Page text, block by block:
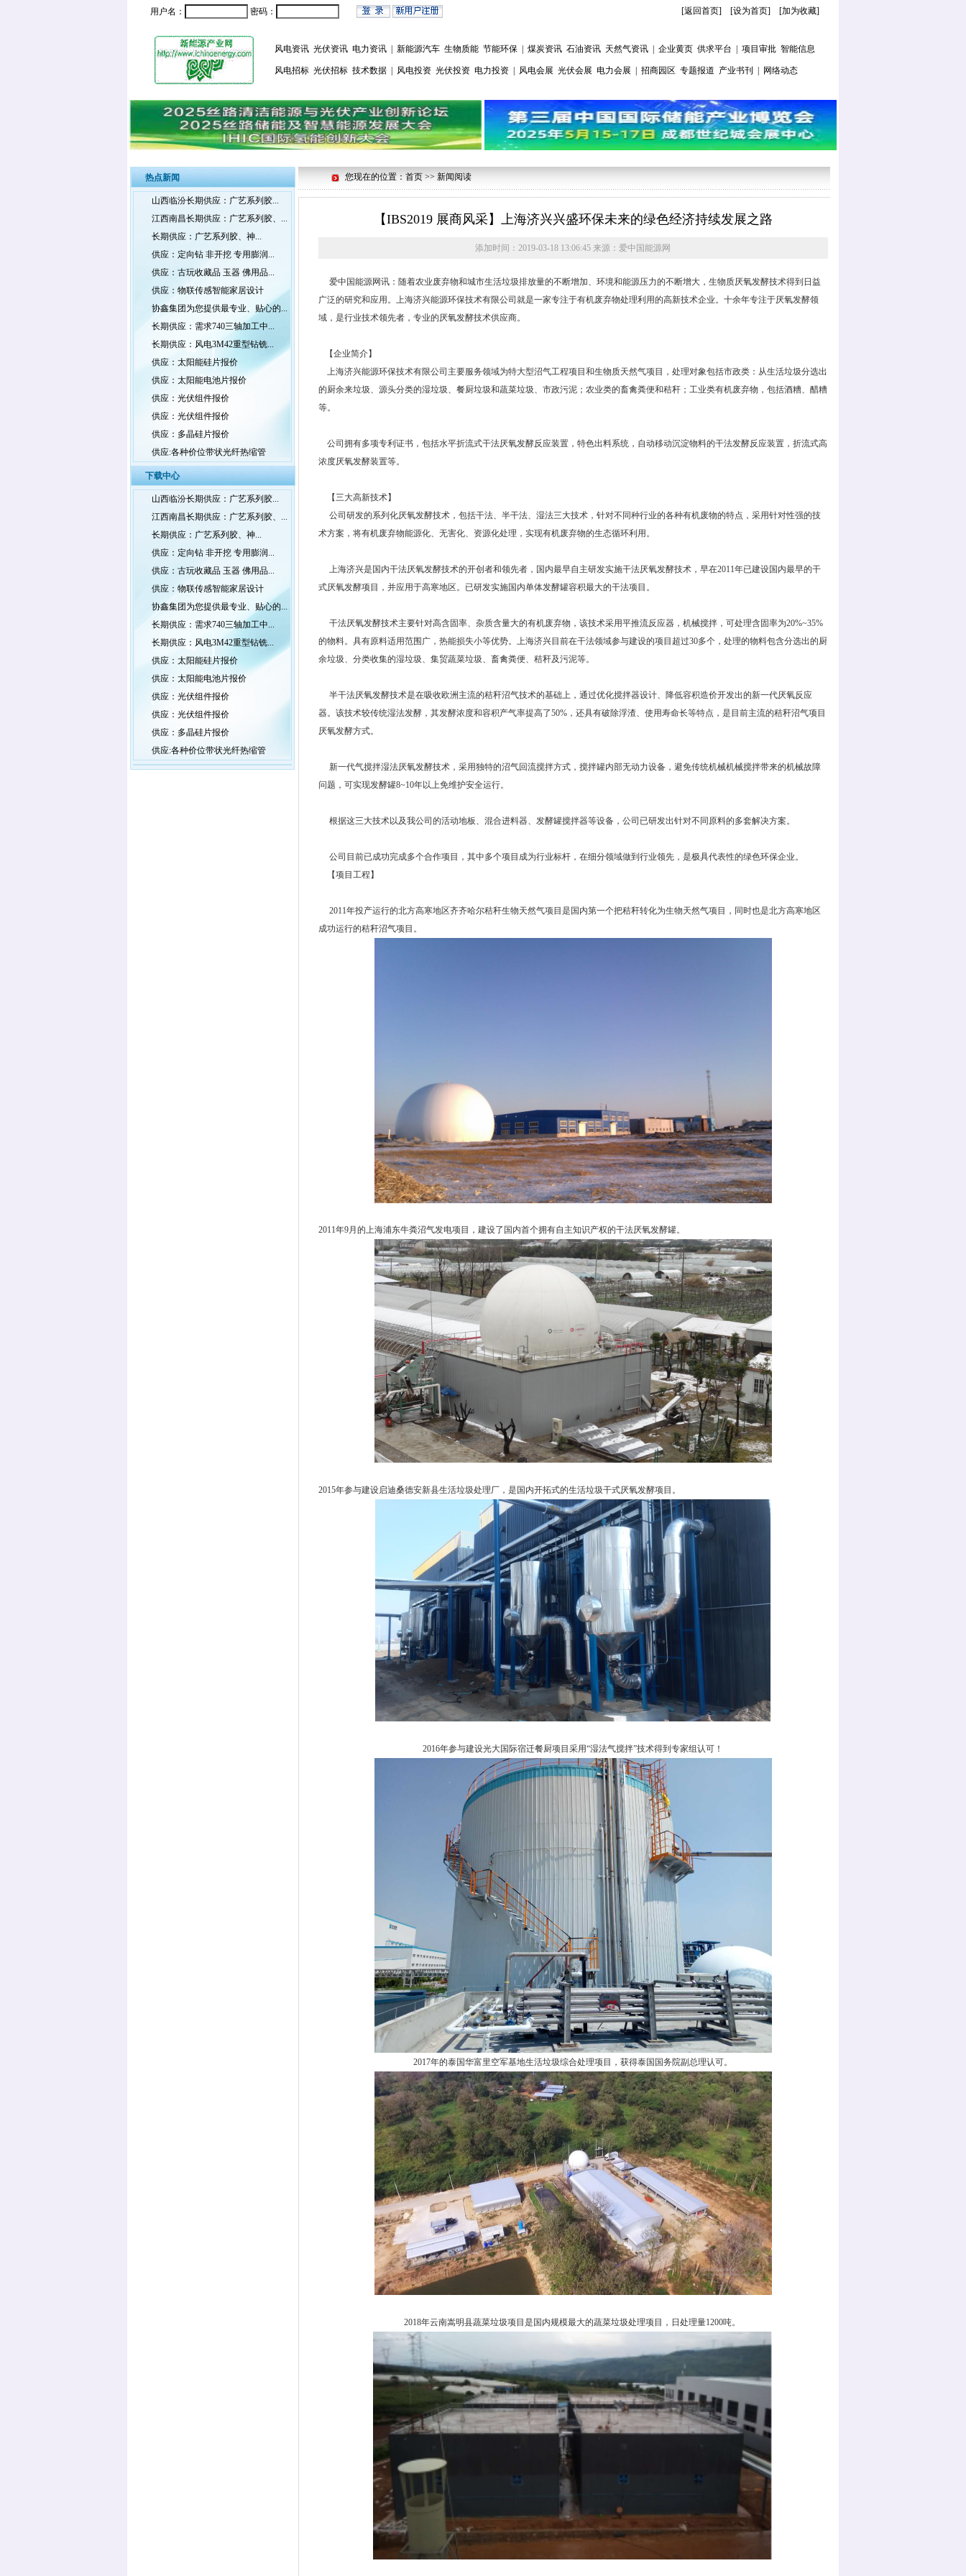
用户名： 密码： [返回首页] [设为首页] [加为收藏]
风电资讯 光伏资讯 电力资讯 新能源汽车 生物质能 节能环保 煤炭资讯 石油资讯 天然气资讯 企业黄页 供求平台 项目审批 智能信息
风电招标 光伏招标 技术数据 风电投资 光伏投资 电力投资 风电会展 光伏会展 电力会展 招商园区 专题报道 产业书刊 网络动态
热点新闻
山西临汾长期供应：广艺系列胶...
江西南昌长期供应：广艺系列胶、...
长期供应：广艺系列胶、神...
供应：定向钻 非开挖 专用膨润...
供应：古玩收藏品 玉器 佛用品...
供应：物联传感智能家居设计
协鑫集团为您提供最专业、贴心的...
长期供应：需求740三轴加工中...
长期供应：风电3M42重型钻铣...
供应：太阳能硅片报价
供应：太阳能电池片报价
供应：光伏组件报价
供应：光伏组件报价
供应：多晶硅片报价
供应:各种价位带状光纤热缩管
下载中心
山西临汾长期供应：广艺系列胶...
江西南昌长期供应：广艺系列胶、...
长期供应：广艺系列胶、神...
供应：定向钻 非开挖 专用膨润...
供应：古玩收藏品 玉器 佛用品...
供应：物联传感智能家居设计
协鑫集团为您提供最专业、贴心的...
长期供应：需求740三轴加工中...
长期供应：风电3M42重型钻铣...
供应：太阳能硅片报价
供应：太阳能电池片报价
供应：光伏组件报价
供应：光伏组件报价
供应：多晶硅片报价
供应:各种价位带状光纤热缩管
您现在的位置：首页 >> 新闻阅读
【IBS2019 展商风采】上海济兴兴盛环保未来的绿色经济持续发展之路
添加时间： 2019-03-18 13:06:45 来源： 爱中国能源网
爱中国能源网讯：随着农业废弃物和城市生活垃圾排放量的不断增加、环境和能源压力的不断增大，生物质厌氧发酵技术得到日益
广泛的研究和应用。上海济兴能源环保技术有限公司就是一家专注于有机废弃物处理利用的高新技术企业。十余年专注于厌氧发酵领
域，是行业技术领先者，专业的厌氧发酵技术供应商。
【企业简介】
上海济兴能源环保技术有限公司主要服务领域为特大型沼气工程项目和生物质天然气项目，处理对象包括市政类：从生活垃圾分选出
的厨余来垃圾、源头分类的湿垃圾、餐厨垃圾和蔬菜垃圾、市政污泥；农业类的畜禽粪便和秸秆；工业类有机废弃物，包括酒糟、醋糟
等。
公司拥有多项专利证书，包括水平折流式干法厌氧发酵反应装置，特色出料系统，自动移动沉淀物料的干法发酵反应装置，折流式高
浓度厌氧发酵装置等。
【三大高新技术】
公司研发的系列化厌氧发酵技术，包括干法、半干法、湿法三大技术，针对不同种行业的各种有机废物的特点，采用针对性强的技
术方案，将有机废弃物能源化、无害化、资源化处理，实现有机废弃物的生态循环利用。
上海济兴是国内干法厌氧发酵技术的开创者和领先者，国内最早自主研发实施干法厌氧发酵技术，早在2011年已建设国内最早的干
式厌氧发酵项目，并应用于高寒地区。已研发实施国内单体发酵罐容积最大的干法项目。
干法厌氧发酵技术主要针对高含固率、杂质含量大的有机废弃物，该技术采用平推流反应器，机械搅拌，可处理含固率为20%~35%
的物料。具有原料适用范围广，热能损失小等优势。上海济兴目前在干法领域参与建设的项目超过30多个，处理的物料包含分选出的厨
余垃圾、分类收集的湿垃圾、集贸蔬菜垃圾、畜禽粪便、秸秆及污泥等。
半干法厌氧发酵技术是在吸收欧洲主流的秸秆沼气技术的基础上，通过优化搅拌器设计、降低容积造价开发出的新一代厌氧反应
器。该技术较传统湿法发酵，其发酵浓度和容积产气率提高了50%，还具有破除浮渣、使用寿命长等特点，是目前主流的秸秆沼气项目
厌氧发酵方式。
新一代气搅拌湿法厌氧发酵技术，采用独特的沼气回流搅拌方式，搅拌罐内部无动力设备，避免传统机械机械搅拌带来的机械故障
问题，可实现发酵罐8~10年以上免维护安全运行。
根据这三大技术以及我公司的活动地板、混合进料器、发酵罐搅拌器等设备，公司已研发出针对不同原料的多套解决方案。
公司目前已成功完成多个合作项目，其中多个项目成为行业标杆，在细分领域做到行业领先，是极具代表性的绿色环保企业。
【项目工程】
2011年投产运行的北方高寒地区齐齐哈尔秸秆生物天然气项目是国内第一个把秸秆转化为生物天然气项目，同时也是北方高寒地区
成功运行的秸秆沼气项目。
2011年9月的上海浦东牛粪沼气发电项目，建设了国内首个拥有自主知识产权的干法厌氧发酵罐。
2015年参与建设启迪桑德安新县生活垃圾处理厂，是国内开拓式的生活垃圾干式厌氧发酵项目。
2016年参与建设光大国际宿迁餐厨项目采用“湿法气搅拌”技术得到专家组认可！
2017年的泰国华富里空军基地生活垃圾综合处理项目，获得泰国国务院副总理认可。
2018年云南嵩明县蔬菜垃圾项目是国内规模最大的蔬菜垃圾处理项目，日处理量1200吨。